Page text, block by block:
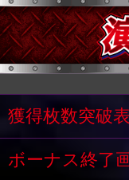
獲得枚数突破
ボーナス終了